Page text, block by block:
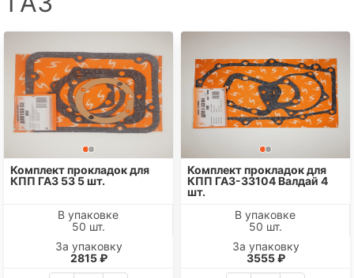
Комплект прокладок для
КПП ГАЗ 53 5 шт.
В упаковке
50 шт.
За упаковку
2815 ₽
Комплект прокладок для
КПП ГАЗ-33104 Валдай 4
шт.
В упаковке
50 шт.
За упаковку
3555 ₽